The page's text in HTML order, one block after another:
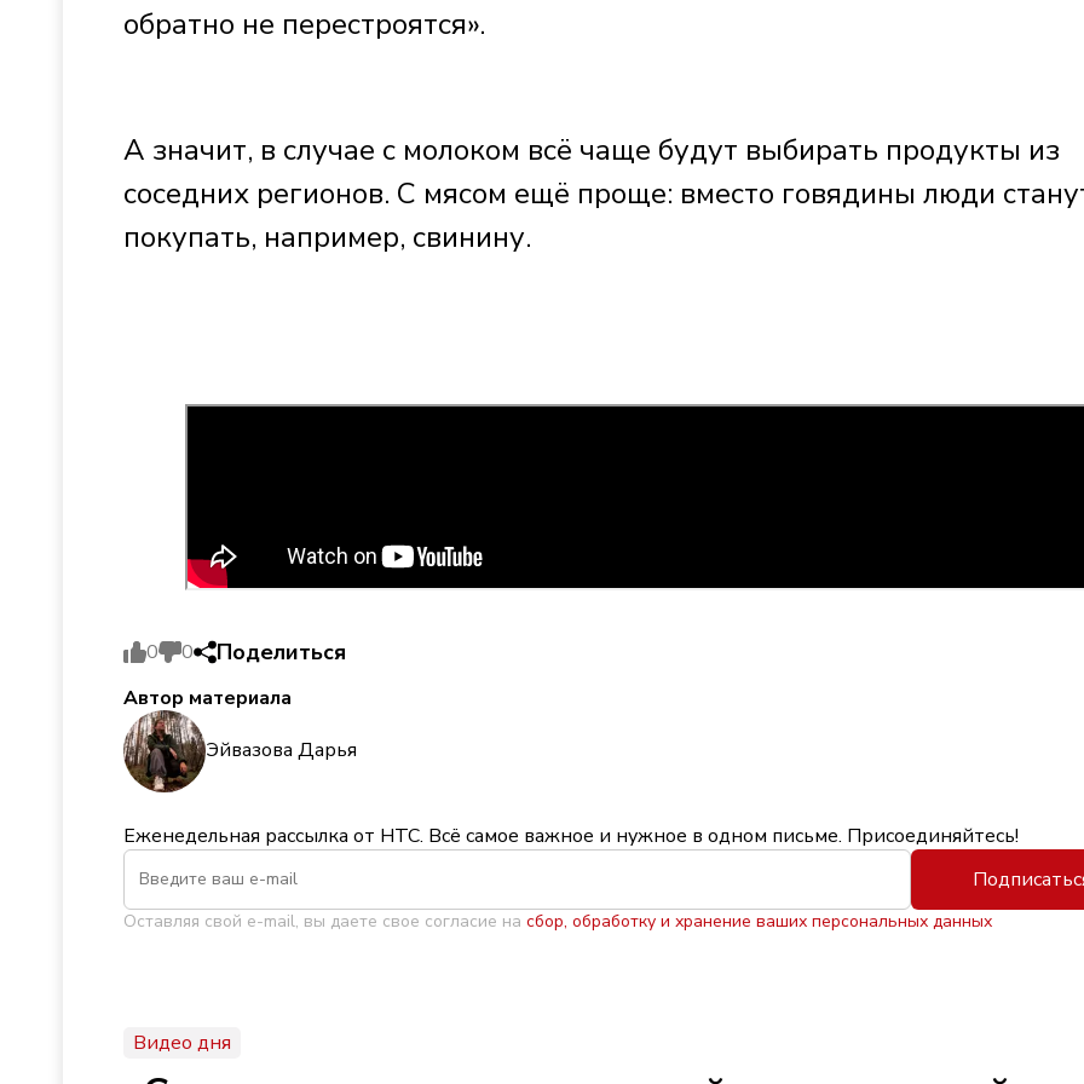
обратно не перестроятся».
А значит, в случае с молоком всё чаще будут выбирать продукты из
соседних регионов. С мясом ещё проще: вместо говядины люди
покупать, например, свинину.
0 0 Поделиться
Автор материала
Эйвазова Дарья
Еженедельная рассылка от НТС. Всё самое важное и нужное в одном письме. Присоединяйтесь!
Оставляя свой e-mail, вы даете свое согласие на сбор, обработку и хранение ваших персональных данных
Видео дня